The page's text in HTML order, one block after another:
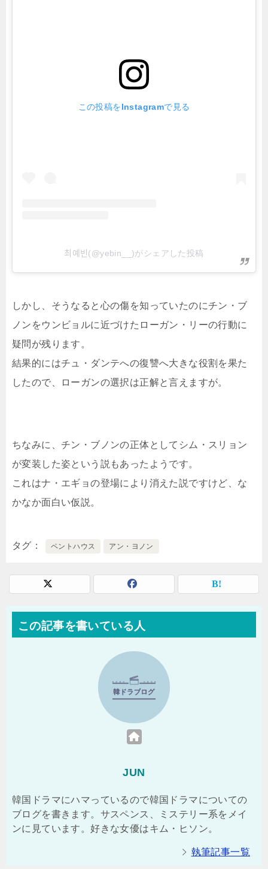
この投稿をInstagramで見る
최예빈(@yebin__)がシェアした投稿
しかし、そうなると心の傷を知っていたのにチン・ブ
ノンをウンビョルに近づけたローガン・リーの行動に
疑問が残ります。
結果的にはチュ・ダンテへの復讐へ大きな役割を果た
したので、ローガンの選択は正解と言えますが。
ちなみに、チン・ブノンの正体としてシム・スリョン
が変装した姿という説もあったようです。
これはナ・エギョの登場により消えた説ですけど、な
かなか面白い仮説。
タグ ペントハウス アン・ヨノン
この記事を書いている人
JUN
韓国ドラマにハマっているので韓国ドラマについての
ブログを書きます。サスペンス、ミステリー系をメイ
ンに見ています。好きな女優はキム・ヒソン。
執筆記事一覧